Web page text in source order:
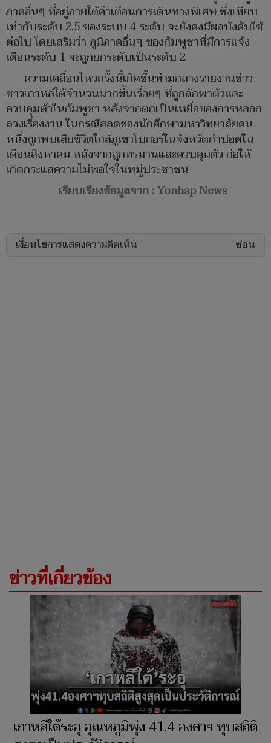
ภาคอื่นๆ ที่อยู่ภายใต้คำเตือนการเดินทางพิเศษ ซึ่งเทียบ
เท่ากับระดับ 2.5 ของระบบ 4 ระดับ จะยังคงมีผลบังคับใช้
ต่อไป โดยเสริมว่า ภูมิภาคอื่นๆ ของกัมพูชาที่มีการแจ้ง
เตือนระดับ 1 จะถูกยกระดับเป็นระดับ 2
ความเคลื่อนไหวครั้งนี้เกิดขึ้นท่ามกลางรายงานข่าว
ชาวเกาหลีใต้จำนวนมากขึ้นเรื่อยๆ ที่ถูกลักพาตัวและ
ควบคุมตัวในกัมพูชา หลังจากตกเป็นเหยื่อของการหลอก
ลวงเรื่องงาน ในกรณีสลดของนักศึกษามหาวิทยาลัยคน
หนึ่งถูกพบเสียชีวิตใกล้ภูเขาโบกอร์ในจังหวัดกำปอตใน
เดือนสิงหาคม หลังจากถูกทรมานและควบคุมตัว ก่อให้
เกิดกระแสความไม่พอใจในหมู่ประชาชน
เรียบเรียงข้อมูลจาก : Yonhap News
เงื่อนไขการแสดงความคิดเห็น ซ่อน
ข่าวที่เกี่ยวข้อง
เกาหลีใต้ระอุ อุณหภูมิพุ่ง 41.4 องศาฯ ทุบสถิติ